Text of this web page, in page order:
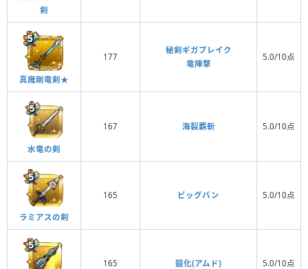
剣
真魔剛竜剣★
177
秘剣ギガブレイク
竜陣撃
5.0/10点
水竜の剣
167 海裂覇斬 5.0/10点
ラミアスの剣
165 ビッグバン 5.0/10点
165 鎧化(アムド) 5.0/10点